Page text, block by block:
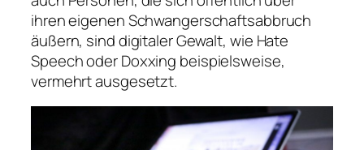
ihren eigenen Schwangerschaftsabbruch
äußern, sind digitaler Gewalt, wie Hate
SpeechoderDoxxing beispielsweise,
vermehrt ausgesetzt.